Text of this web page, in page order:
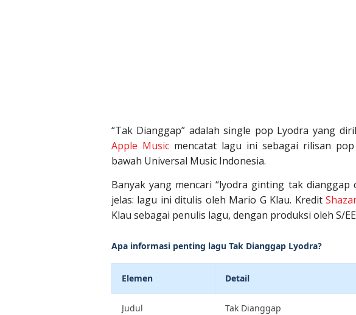
“Tak Dianggap” adalah single pop Lyodra yang
Apple Musicmencatat lagu ini sebagai rilisan
bawah Universal Music Indonesia.
Banyak yang mencari “lyodra ginting tak dianggap
jelas: lagu ini ditulis oleh Mario G Klau. Kredit
Klau sebagai penulis lagu, dengan produksi oleh S/
Apa informasi penting lagu Tak Dianggap Lyodra?
Elemen Detail
Judul Tak Dianggap